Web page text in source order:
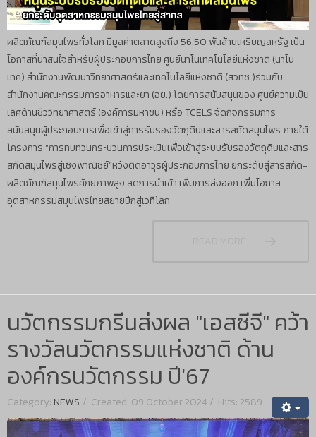
ผลิตภัณฑ์สมุนไพรทั่วโลก มีมูลค่าตลาดสูงถึง 56.50 พันล้านเหรียญสหรัฐ เป็น
โอกาสที่น่าสนใจสำหรับผู้ประกอบการไทย ศูนย์นาโนเทคโนโลยีแห่งชาติ (นาโน
เทค) สำนักงานพัฒนาวิทยาศาสตร์และเทคโนโลยีแห่งชาติ (สวทช.)ร่วมกับ
สำนักงานคณะกรรมการอาหารและยา (อย.) โดยการสนับสนุนของ ศูนย์ความเป็น
เลิศด้านชีววิทยาศาสตร์ (องค์การมหาชน) หรือ TCELS จัดกิจกรรมการ
สนับสนุนผู้ประกอบการเพื่อเข้าสู่การรับรองวัตถุดิบและสารสกัดสมุนไพร ภายใต้
โครงการ “การทบทวนกระบวนการประเมินเพื่อเข้าสู่ระบบรับรองวัตถุดิบและสาร
สกัดสมุนไพรสู่เชิงพาณิชย์”หวังติดอาวุธผู้ประกอบการไทย ยกระดับสู่สารสกัด-
ผลิตภัณฑ์สมุนไพรศักยภาพสูง ลดการนำเข้า เพิ่มการส่งออก เพิ่มโอกาส
อุตสาหกรรมสมุนไพรไทยสยายปีกสู่เวทีโลก
นวัตกรรมกรีนส่งผล "เอสซีจี" คว้า
รางวัลนวัตกรรมแห่งชาติ ด้าน
องค์กรนวัตกรรม ปี'67
Category: NEWS Created: 09 October 2024 Hits: 2589